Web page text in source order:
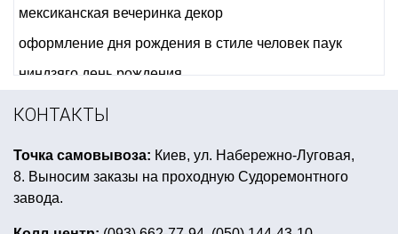
мексиканская вечеринка декор
оформление дня рождения в стиле человек паук
ниндзяго день рождения
карнавальные аксессуары галстук
день рождение в стиле троллей
воздушные шары хром купить украина
КОНТАКТЫ
Точка самовывоза: Киев, ул. Набережно-Луговая,
8. Выносим заказы на проходную Судоремонтного
завода.